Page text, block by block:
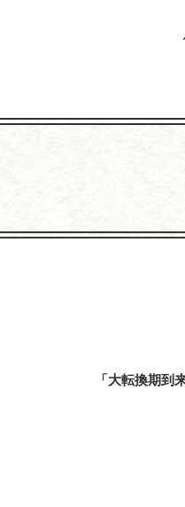
武田
「大転換期到